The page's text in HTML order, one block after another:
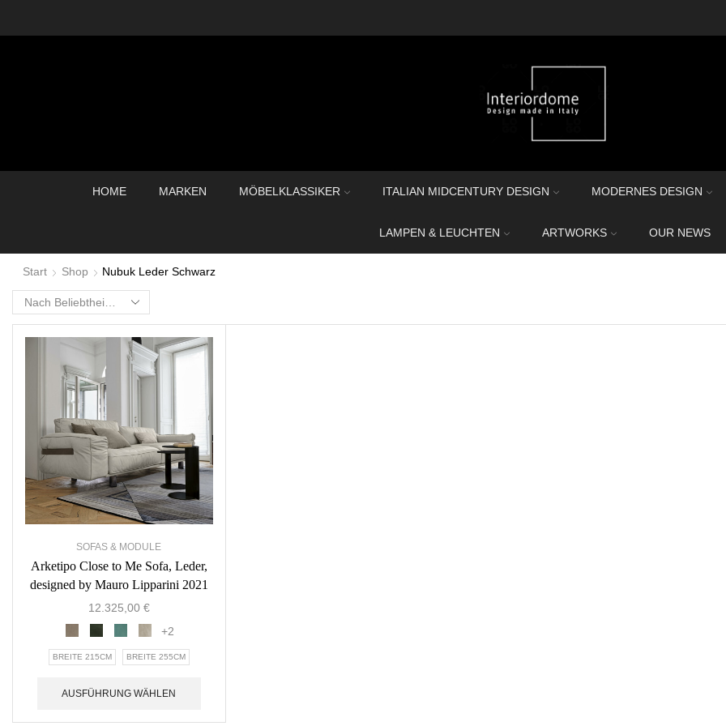
HOME MARKEN MÖBELKLASSIKER ITALIAN MIDCENTURY DESIGN MODERNES DESIGN
LAMPEN & LEUCHTEN ARTWORKS OUR NEWS
Start Shop Nubuk Leder Schwarz
SOFAS & MODULE
Arketipo Close to Me Sofa, Leder,
designed by Mauro Lipparini 2021
12.325,00 €
+2
BREITE 215CM BREITE 255CM
AUSFÜHRUNG WÄHLEN